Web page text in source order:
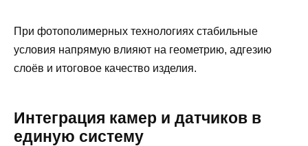
При фотополимерных технологиях стабильные
условия напрямую влияют на геометрию, адгезию
слоёв и итоговое качество изделия.
Интеграция камер и датчиков в
единую систему